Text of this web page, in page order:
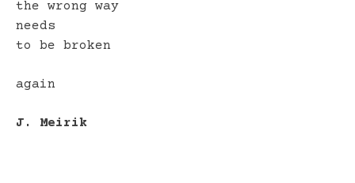
the wrong way
needs
to be broken
again
J. Meirik